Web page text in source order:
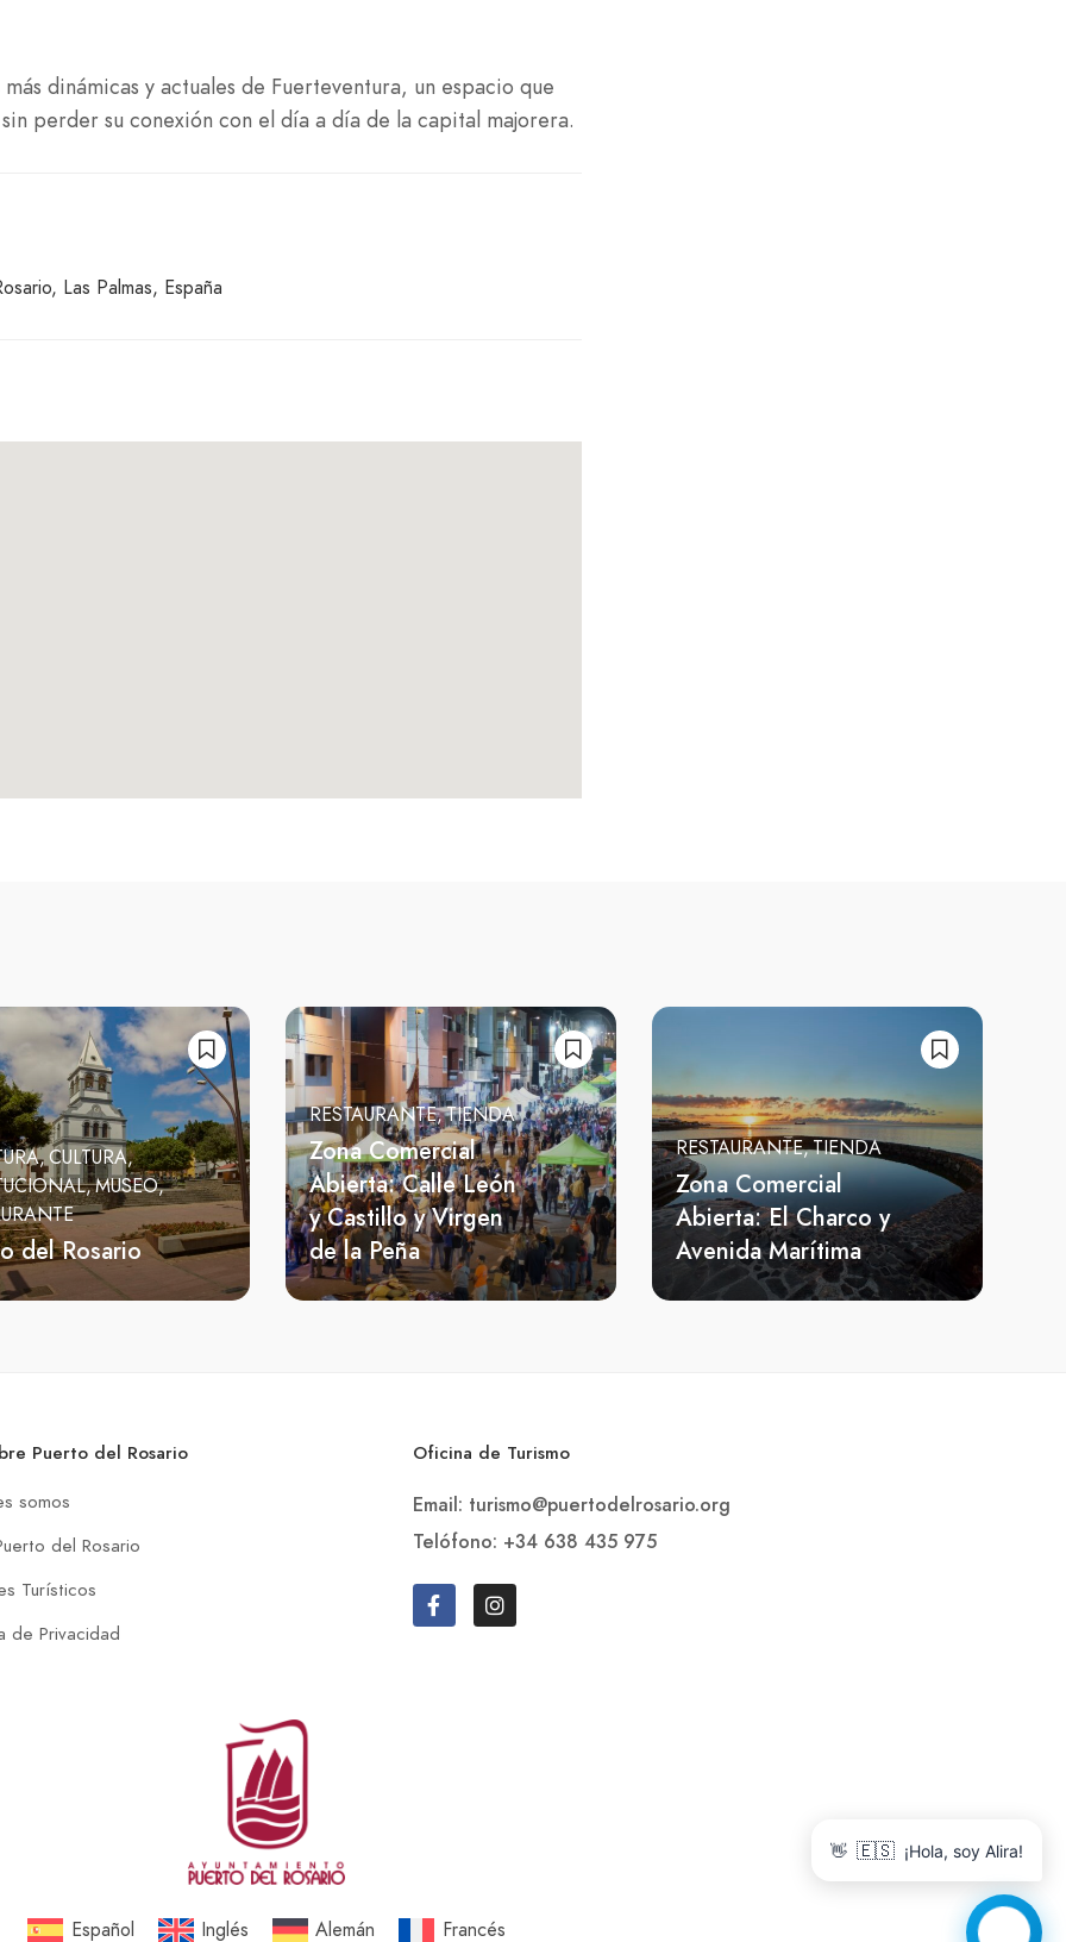
dinámicas y actuales de Fuerteventura, un espacio que
perder su conexión con el día a día de la capital majorera.
Las Palmas, España
CULTURA
MUSEO
del Rosario
RESTAURANTE TIENDA
Zona Comercial
Abierta: Calle León
y Castillo y Virgen
de la Peña
RESTAURANTE TIENDA
Zona Comercial
Abierta: El Charco y
Avenida Marítima
Puerto del Rosario
somos
del Rosario
Turísticos
de Privacidad
Oficina de Turismo
Email: turismo@puertodelrosario.org
Telófono: +34 638 435 975
Español Inglés Alemán Francés
👋 🇪🇸 ¡Hola, soy Alira!